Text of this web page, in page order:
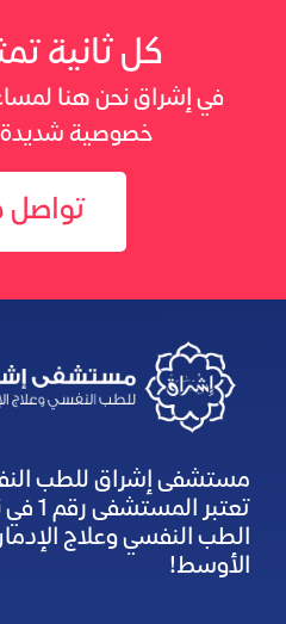
كل ثانية
في إشراق نحن هنا
خصوصية شديدة
تواصل
مستشفى إشراق للطب
الطب النفسي وعلاج
الأوسط!